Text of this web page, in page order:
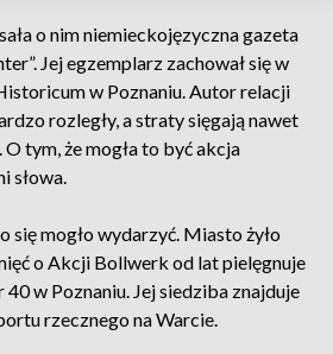
o nim niemieckojęzyczna gazeta
Jej egzemplarz zachował się w
w Poznaniu. Autor relacji
rozległy, a straty sięgają nawet
tym, że mogła to być akcja
słowa.
się mogło wydarzyć. Miasto żyło
o Akcji Bollwerk od lat pielęgnuje
40 w Poznaniu. Jej siedziba znajduje
rzecznego na Warcie.